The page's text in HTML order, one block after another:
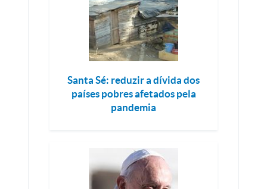
Santa Sé: reduzir a dívida dos
países pobres afetados pela
pandemia